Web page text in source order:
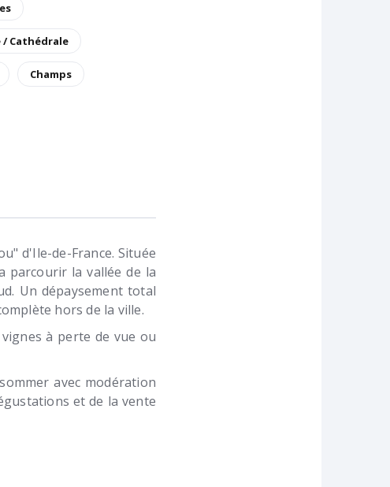
/ Cathédrale
Champs
d'Ile-de-France. Située
parcourir la vallée de la
Un dépaysement total
hors de la ville.
à perte de vue ou
avec modération
et de la vente